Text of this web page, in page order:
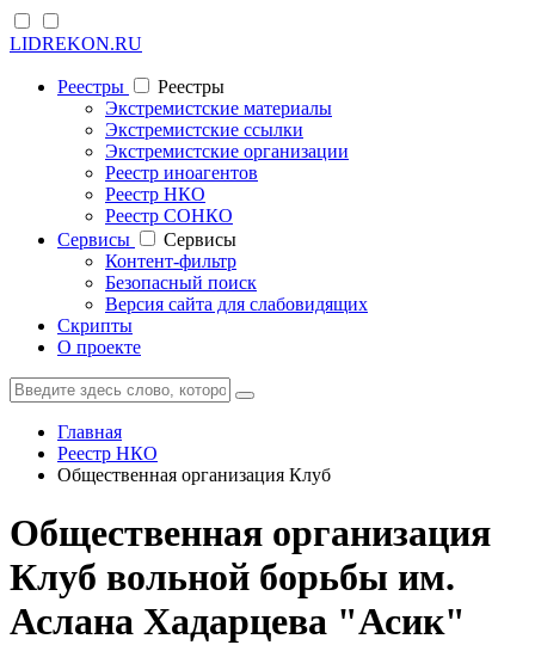
LIDREKON.RU
Реестры
Реестры
Экстремистские материалы
Экстремистские ссылки
Экстремистские организации
Реестр иноагентов
Реестр НКО
Реестр СОНКО
Cервисы
Cервисы
Контент-фильтр
Безопасный поиск
Версия сайта для слабовидящих
Скрипты
О проекте
Главная
Реестр НКО
Общественная организация Клуб
Общественная организация
Клуб вольной борьбы им.
Аслана Хадарцева "Асик"